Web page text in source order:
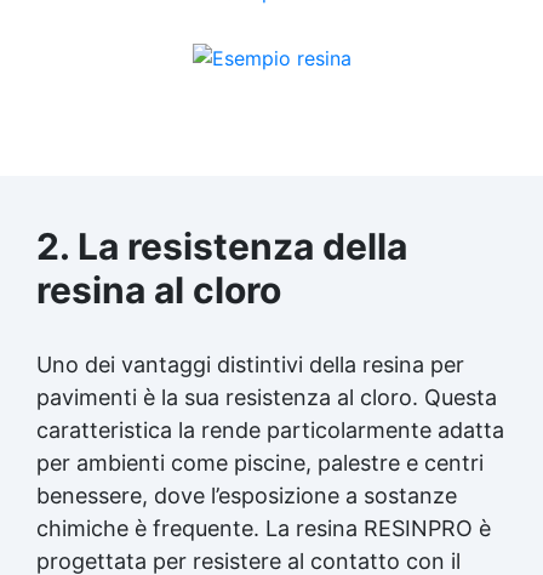
2. La resistenza della
resina al cloro
Uno dei vantaggi distintivi della resina per
pavimenti è la sua resistenza al cloro. Questa
caratteristica la rende particolarmente adatta
per ambienti come piscine, palestre e centri
benessere, dove l’esposizione a sostanze
chimiche è frequente. La resina RESINPRO è
progettata per resistere al contatto con il